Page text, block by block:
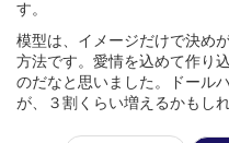
す。
模型は、イメージだけで決め
方法です。愛情を込めて作り
のだなと思いました。ドール
が、３割くらい増えるかもし